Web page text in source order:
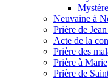
Neuvaine à
Prière de
Acte de la
Prière des
Prière à Marie
Prière de